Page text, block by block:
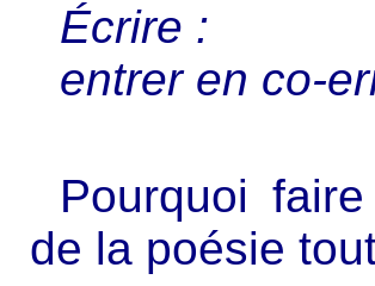
Écrire :
entrer en co-
Pourquoi
de la poésie